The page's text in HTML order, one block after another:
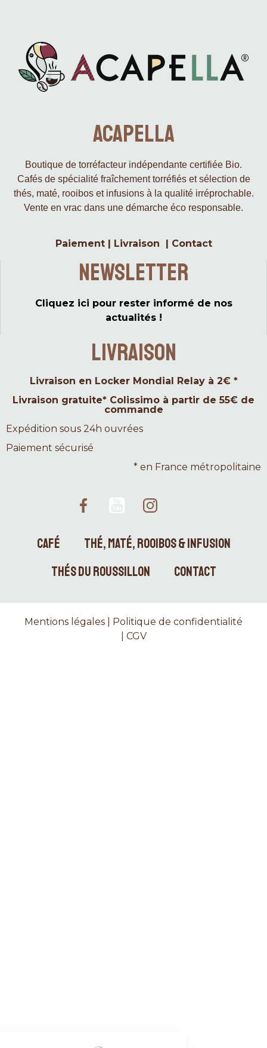
Acapella
Boutique de torréfacteur indépendante certifiée Bio.
Cafés de spécialité fraîchement torréfiés et sélection de
thés, maté, rooibos et infusions à la qualité irréprochable.
Vente en vrac dans une démarche éco responsable.
Paiement Livraison Contact
Newsletter
Cliquez ici pour rester informé de nos
actualités !
LIVRAISON
Livraison en Locker Mondial Relay à 2€ *
Livraison gratuite* Colissimo à partir de 55€ de
commande
Expédition sous 24h ouvrées
Paiement sécurisé
* en France métropolitaine
CAFÉ
THÉ, MATÉ, ROOIBOS & INFUSION
THÉS DU ROUSSILLON
CONTACT
Mentions légales
Politique de confidentialité
CGV